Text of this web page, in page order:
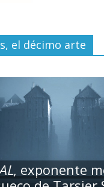
el décimo arte
, exponente